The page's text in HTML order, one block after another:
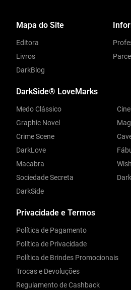
Privacidade e Termos
Política de Pagamento
Política de Privacidade
Política de Brindes Promocionais
Trocas e Devoluções
Regulamento de Cashback
Mapa do Site
Editora
Livros
DarkBlog
DarkSide® LoveMarks
Medo Clássico
Graphic Novel
Crime Scene
DarkLove
Macabra
Sociedade Secreta
DarkSide
Wish